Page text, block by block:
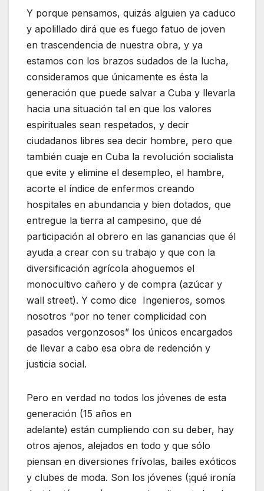
Y porque pensamos, quizás alguien ya caduco
y apolillado dirá que es fuego fatuo de joven
en trascendencia de nuestra obra, y ya
estamos con los brazos sudados de la lucha,
consideramos que únicamente es ésta la
generación que puede salvar a Cuba y llevarla
hacia una situación tal en que los valores
espirituales sean respetados, y decir
ciudadanos libres sea decir hombre, pero que
también cuaje en Cuba la revolución socialista
que evite y elimine el desempleo, el hambre,
acorte el índice de enfermos creando
hospitales en abundancia y bien dotados, que
entregue la tierra al campesino, que dé
participación al obrero en las ganancias que él
ayuda a crear con su trabajo y que con la
diversificación agrícola ahoguemos el
monocultivo cañero y de compra (azúcar y
wall street). Y como dice Ingenieros, somos
nosotros “por no tener complicidad con
pasados vergonzosos” los únicos encargados
de llevar a cabo esa obra de redención y
justicia social.
Pero en verdad no todos los jóvenes de esta
generación (15 años en
adelante) están cumpliendo con su deber, hay
otros ajenos, alejados en todo y que sólo
piensan en diversiones frívolas, bailes exóticos
y clubes de moda. Son los jóvenes (¡qué ironía